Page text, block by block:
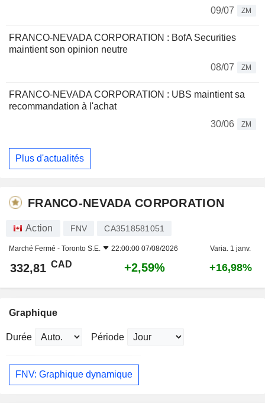
09/07 ZM
FRANCO-NEVADA CORPORATION : BofA Securities
maintient son opinion neutre
08/07
ZM
FRANCO-NEVADA CORPORATION : UBS maintient sa
recommandation à l'achat
30/06
ZM
Plus d'actualités
FRANCO-NEVADA CORPORATION
Action FNV CA3518581051
Marché Fermé - Toronto S.E. 22:00:00 07/08/2026 Varia. 1 janv.
332,81 CAD +2,59% +16,98%
Graphique
Durée Période
FNV: Graphique dynamique